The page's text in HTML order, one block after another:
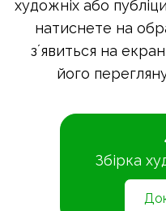
художніх або
натиснете на
зʼявиться на
його
Збірка